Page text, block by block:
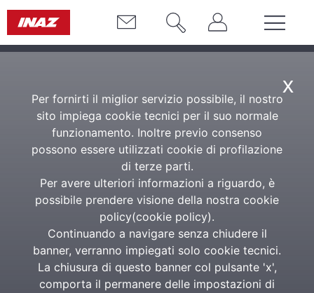
x
Per fornirti il miglior servizio possibile, il nostro
sito impiega cookie tecnici per il suo normale
funzionamento. Inoltre previo consenso
possono essere utilizzati cookie di profilazione
di terze parti.
Per avere ulteriori informazioni a riguardo, è
possibile prendere visione della nostra cookie
policy(cookie policy).
Continuando a navigare senza chiudere il
banner, verranno impiegati solo cookie tecnici.
La chiusura di questo banner col pulsante 'x',
comporta il permanere delle impostazioni di